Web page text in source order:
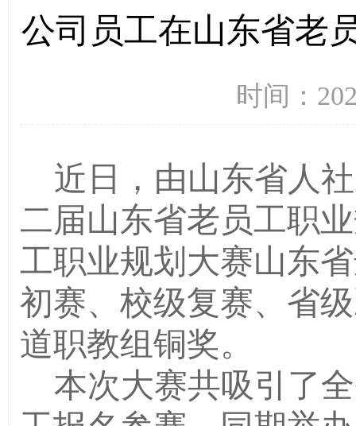
公司员工在山东省老
时间：
近日，由山东省人
二届山东省老员工职
工职业规划大赛山东
初赛、校级复赛、省
道职教组铜奖。
本次大赛共吸引了